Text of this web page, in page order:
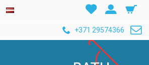
+371 29574366